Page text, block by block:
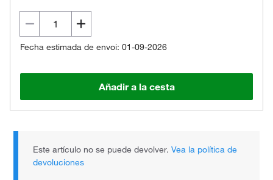
Fecha estimada de envoi: 01-09-2026
Añadir a la cesta
Este artículo no se puede devolver.Vea la política de
devoluciones